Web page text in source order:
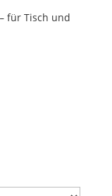
für Tisch und